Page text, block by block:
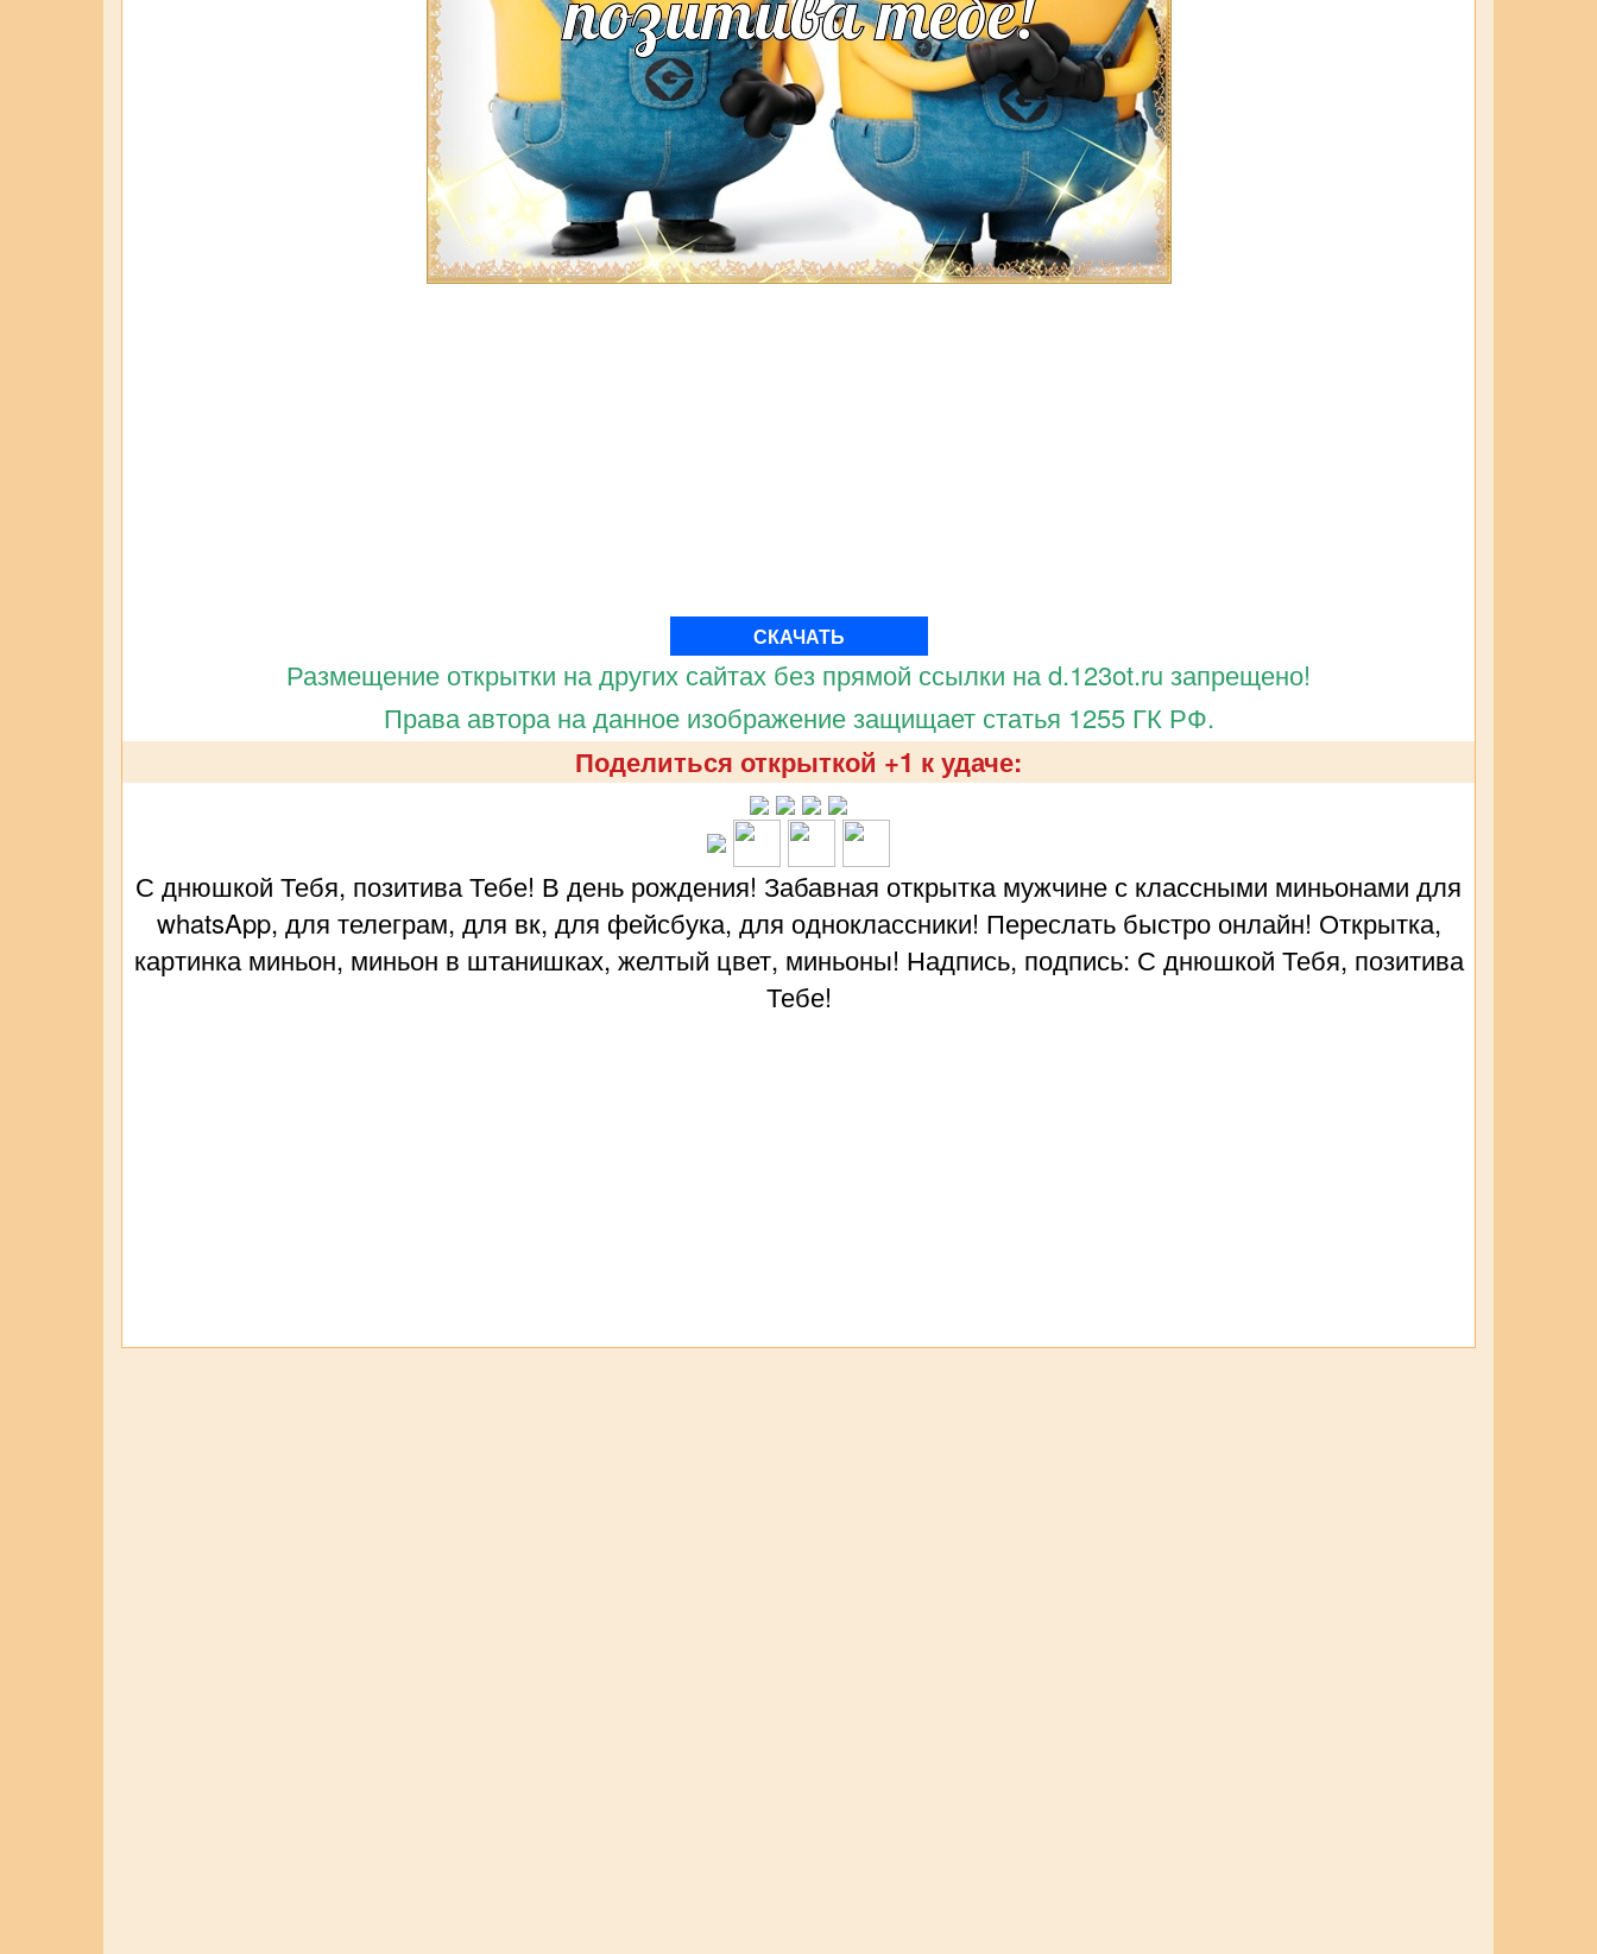
СКАЧАТЬ
Размещение открытки на других сайтах без прямой ссылки на d.123ot.ru запрещено!
Права автора на данное изображение защищает статья 1255 ГК РФ.
Поделиться открыткой +1 к удаче:
С днюшкой Тебя, позитива Тебе! В день рождения! Забавная открытка мужчине с классными миньонами для
whatsApp, для телеграм, для вк, для фейсбука, для одноклассники! Переслать быстро онлайн! Открытка,
картинка миньон, миньон в штанишках, желтый цвет, миньоны! Надпись, подпись: С днюшкой Тебя, позитива
Тебе!